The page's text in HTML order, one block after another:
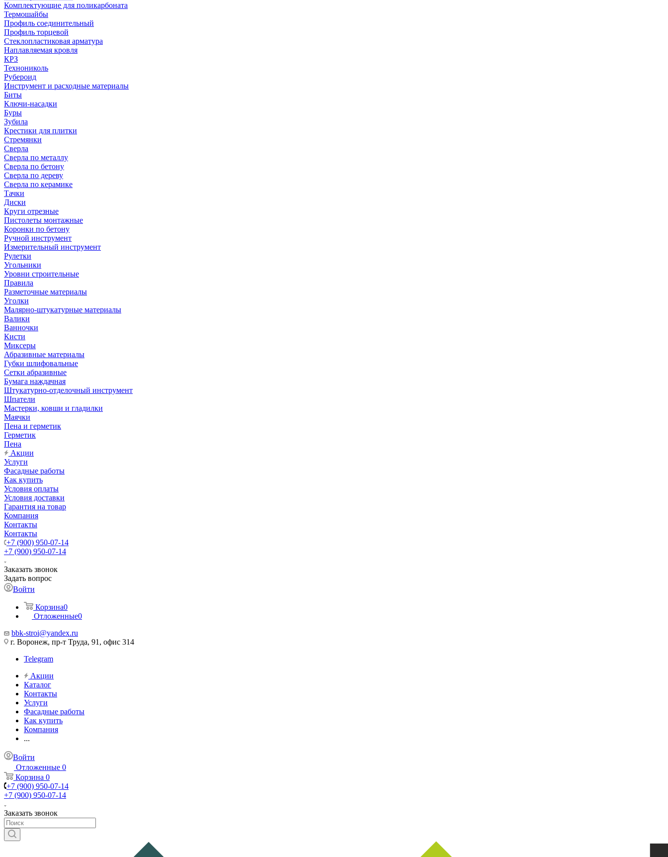
Комплектующие для поликарбоната
Термошайбы
Профиль соединительный
Профиль торцевой
Стеклопластиковая арматура
Наплавляемая кровля
КРЗ
Технониколь
Рубероид
Инструмент и расходные материалы
Биты
Ключи-насадки
Буры
Зубила
Крестики для плитки
Стремянки
Сверла
Сверла по металлу
Сверла по бетону
Сверла по дереву
Сверла по керамике
Тачки
Диски
Круги отрезные
Пистолеты монтажные
Коронки по бетону
Ручной инструмент
Измерительный инструмент
Рулетки
Угольники
Уровни строительные
Правила
Разметочные материалы
Уголки
Малярно-штукатурные материалы
Валики
Ванночки
Кисти
Миксеры
Абразивные материалы
Губки шлифовальные
Сетки абразивные
Бумага наждачная
Штукатурно-отделочный инструмент
Шпатели
Мастерки, ковши и гладилки
Маячки
Пена и герметик
Герметик
Пена
Акции
Услуги
Фасадные работы
Как купить
Условия оплаты
Условия доставки
Гарантия на товар
Компания
Контакты
Контакты
+7 (900) 950-07-14
+7 (900) 950-07-14
Заказать звонок
Задать вопрос
Войти
Корзина0
Отложенные0
bbk-stroi@yandex.ru
г. Воронеж, пр-т Труда, 91, офис 314
Telegram
Акции
Каталог
Контакты
Услуги
Фасадные работы
Как купить
Компания
...
Войти
Отложенные 0
Корзина 0
+7 (900) 950-07-14
+7 (900) 950-07-14
Заказать звонок